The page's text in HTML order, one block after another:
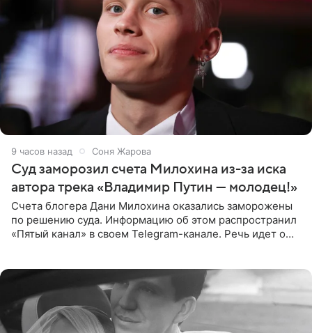
9 часов назад Соня Жарова
Суд заморозил счета Милохина из-за иска
автора трека «Владимир Путин — молодец!»
Счета блогера Дани Милохина оказались заморожены
по решению суда. Информацию об этом распространил
«Пятый канал» в своем Telegram-канале. Речь идет о